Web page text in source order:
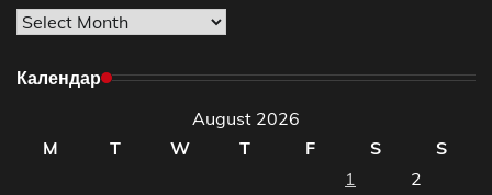
Архиве
Календар
August 2026
M
T W T F S
S
1
2